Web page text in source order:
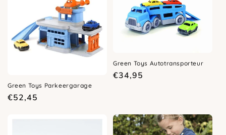
Green Toys Parkeergarage
Normale
€52,45
Green Toys Autotransporteur
Normale
€34,95